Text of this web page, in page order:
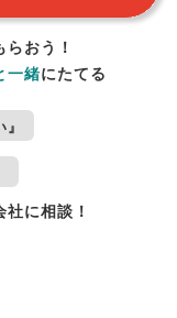
らおう！
一緒にたてる
社に相談！